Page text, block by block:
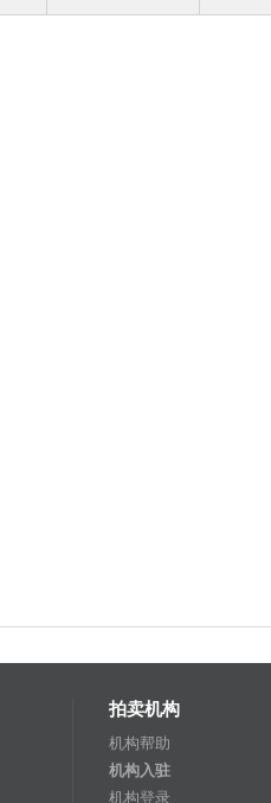
拍卖机构
机构帮助
机构入驻
机构登录